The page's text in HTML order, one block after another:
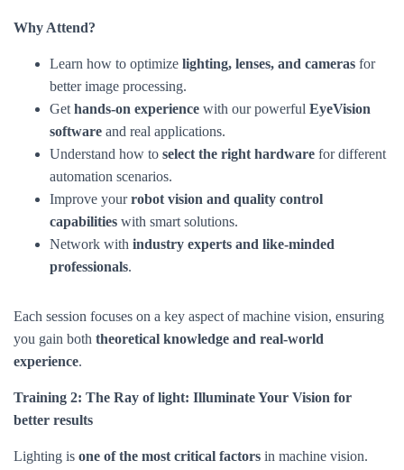
Why Attend?
Learn how to optimize lighting, lenses, and cameras for
better image processing.
Get hands-on experience with our powerful EyeVision
software and real applications.
Understand how to select the right hardware for different
automation scenarios.
Improve yourrobot vision and quality control
capabilities with smart solutions.
Network with industry experts and like-minded
professionals.
Each session focuses on a key aspect of machine vision, ensuring
you gain both theoretical knowledge and real-world
experience.
Training 2: The Ray of light: Illuminate Your Vision for
better results
Lighting is one of the most critical factors in machine vision.